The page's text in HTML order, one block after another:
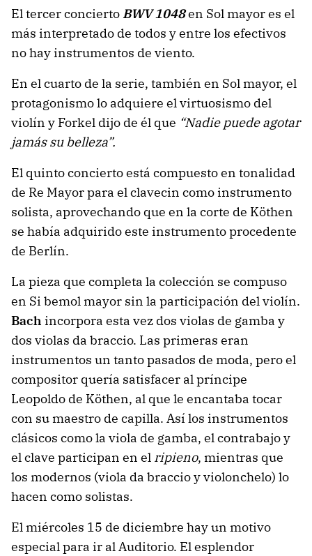
El tercer concierto BWV 1048en Sol mayor es el
más interpretado de todos y entre los efectivos
no hay instrumentos de viento.
En el cuarto de la serie, también en Sol mayor, el
protagonismo lo adquiere el virtuosismo del
violín y Forkel dijo de él que “Nadie puede agotar
jamás su belleza”.
El quinto concierto está compuesto en tonalidad
de Re Mayor para el clavecin como instrumento
solista, aprovechando que en la corte de Köthen
se había adquirido este instrumento procedente
de Berlín.
La pieza que completa la colección se compuso
en Si bemol mayor sin la participación del violín.
Bach incorpora esta vez dos violas de gamba y
dos violas da braccio. Las primeras eran
instrumentos un tanto pasados de moda, pero el
compositor quería satisfacer al príncipe
Leopoldo de Köthen, al que le encantaba tocar
con su maestro de capilla. Así los instrumentos
clásicos como la viola de gamba, el contrabajo y
el clave participan en el ripieno, mientras que
los modernos (viola da braccio y violonchelo) lo
hacen como solistas.
El miércoles 15 de diciembre hay un motivo
especial para ir al Auditorio. El esplendor